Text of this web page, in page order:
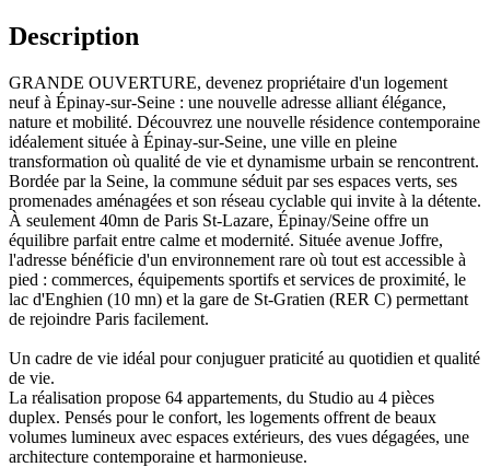
Description
GRANDE OUVERTURE, devenez propriétaire d'un logement
neuf à Épinay-sur-Seine : une nouvelle adresse alliant élégance,
nature et mobilité. Découvrez une nouvelle résidence contemporaine
idéalement située à Épinay-sur-Seine, une ville en pleine
transformation où qualité de vie et dynamisme urbain se rencontrent.
Bordée par la Seine, la commune séduit par ses espaces verts, ses
promenades aménagées et son réseau cyclable qui invite à la détente.
À seulement 40mn de Paris St-Lazare, Épinay/Seine offre un
équilibre parfait entre calme et modernité. Située avenue Joffre,
l'adresse bénéficie d'un environnement rare où tout est accessible à
pied : commerces, équipements sportifs et services de proximité, le
lac d'Enghien (10 mn) et la gare de St-Gratien (RER C) permettant
de rejoindre Paris facilement.
Un cadre de vie idéal pour conjuguer praticité au quotidien et qualité
de vie.
La réalisation propose 64 appartements, du Studio au 4 pièces
duplex. Pensés pour le confort, les logements offrent de beaux
volumes lumineux avec espaces extérieurs, des vues dégagées, une
architecture contemporaine et harmonieuse.